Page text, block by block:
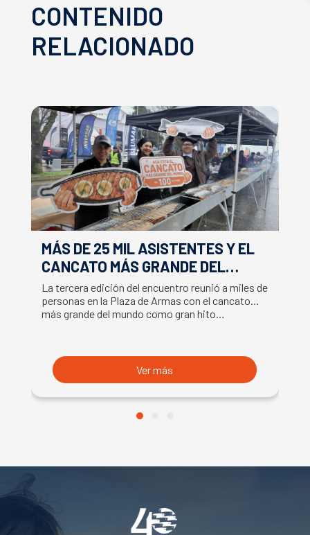
CONTENIDO
RELACIONADO
MÁS DE 25 MIL ASISTENTES Y EL
CANCATO MÁS GRANDE DEL
MUNDO MARCAN EXITOSO CIERRE
DE LA SEMANA DEL SALMÓN
La tercera edición del encuentro reunió a miles de
personas en la Plaza de Armas con el cancato
más grande del mundo como gran hito…
Ver más